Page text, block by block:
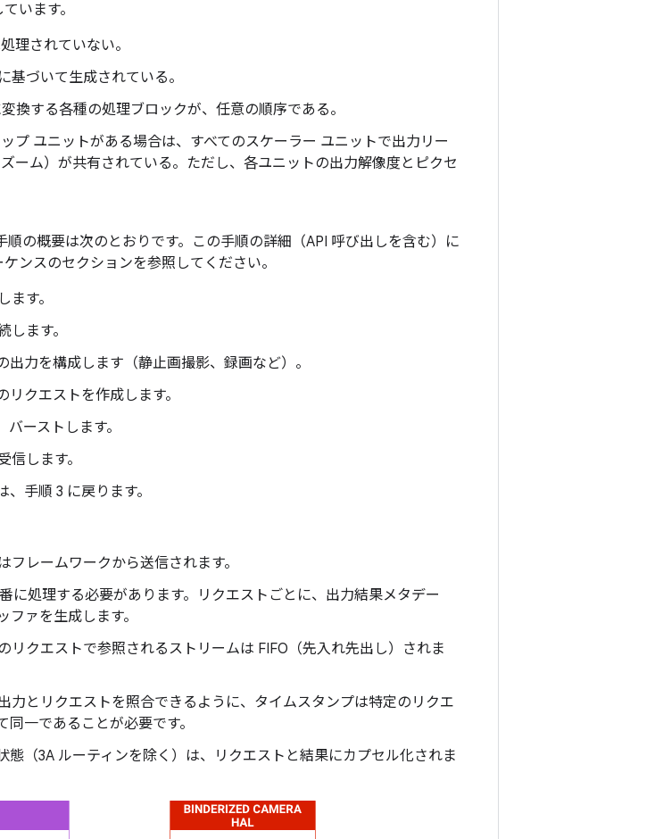
います。
理されていない。
づいて生成されている。
換する各種の処理ブロックが、任意の順序である。
プ ユニットがある場合は、すべてのスケーラー ユニットで出力リー
ーム）が共有されている。ただし、各ユニットの出力解像度とピクセ
の概要は次のとおりです。この手順の詳細（API 呼び出しを含む）に
ンスのセクションを参照してください。
す。
ます。
力を構成します（静止画撮影、録画など）。
クエストを作成します。
ーストします。
します。
手順 3 に戻ります。
レームワークから送信されます。
に処理する必要があります。リクエストごとに、出力結果メタデー
ァを生成します。
リクエストで参照されるストリームは FIFO（先入れ先出し）されま
力とリクエストを照合できるように、タイムスタンプは特定のリクエ
一であることが必要です。
態（3A ルーティンを除く）は、リクエストと結果にカプセル化されま